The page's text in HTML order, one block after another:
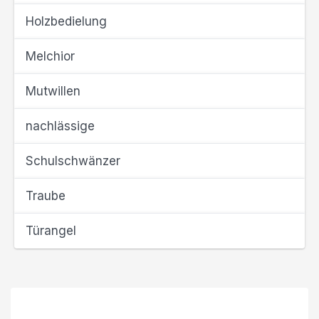
Holzbedielung
Melchior
Mutwillen
nachlässige
Schulschwänzer
Traube
Türangel